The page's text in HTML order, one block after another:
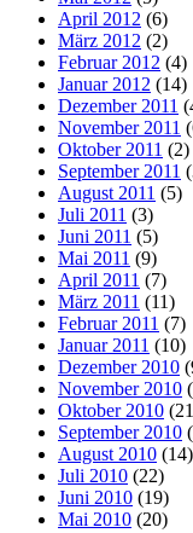
April 2012 (6)
März 2012 (2)
Februar 2012 (4)
Januar 2012 (14)
Dezember 2011
November 2011
Oktober 2011 (2)
September 2011
August 2011 (5)
Juli 2011 (3)
Juni 2011 (5)
Mai 2011 (9)
April 2011 (7)
März 2011 (11)
Februar 2011 (7)
Januar 2011 (10)
Dezember 2010
November 2010
Oktober 2010
September 2010
August 2010 (14)
Juli 2010 (22)
Juni 2010 (19)
Mai 2010 (20)